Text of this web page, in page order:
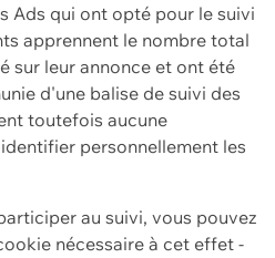
Ads qui ont opté pour le suivi
apprennent le nombre total
sur leur annonce et ont été
d'une balise de suivi des
toutefois aucune
personnellement les
au suivi, vous pouvez
nécessaire à cet effet -